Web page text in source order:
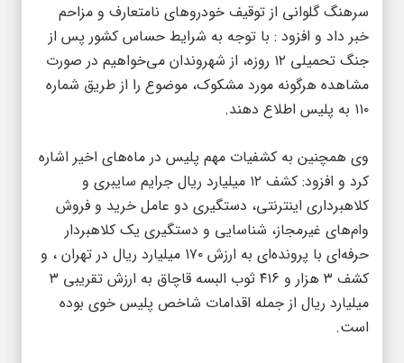
سرهنگ گلوانی از توقیف خودروهای نامتعارف و مزاحم
خبر داد و افزود : با توجه به شرایط حساس کشور پس از
جنگ تحمیلی ۱۲ روزه، از شهروندان می‌خواهیم در صورت
مشاهده هرگونه مورد مشکوک، موضوع را از طریق شماره
۱۱۰ به پلیس اطلاع دهند.
وی همچنین به کشفیات مهم پلیس در ماه‌های اخیر اشاره
کرد و افزود: کشف ۱۲ میلیارد ریال جرایم سایبری و
کلاهبرداری اینترنتی، دستگیری دو عامل خرید و فروش
وام‌های غیرمجاز، شناسایی و دستگیری یک کلاهبردار
حرفه‌ای با پرونده‌ای به ارزش ۱۷۰ میلیارد ریال در تهران ، و
کشف ۳ هزار و ۴۱۶ ثوب البسه قاچاق به ارزش تقریبی ۳
میلیارد ریال از جمله اقدامات شاخص پلیس خوی بوده
است.